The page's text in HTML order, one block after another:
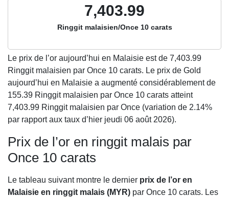
7,403.99
Ringgit malaisien/Once 10 carats
Le prix de l’or aujourd’hui en Malaisie est de 7,403.99
Ringgit malaisien par Once 10 carats. Le prix de Gold
aujourd’hui en Malaisie a augmenté considérablement de
155.39 Ringgit malaisien par Once 10 carats atteint
7,403.99 Ringgit malaisien par Once (variation de 2.14%
par rapport aux taux d’hier jeudi 06 août 2026).
Prix de l’or en ringgit malais par
Once 10 carats
Le tableau suivant montre le dernier prix de l’or en
Malaisie en ringgit malais (MYR) par Once 10 carats. Les